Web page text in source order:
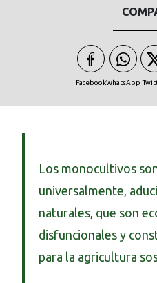
FacebookWhatsApp
Los monocultivos
universalmente,
naturales, que son
disfuncionales y
para la agricultura